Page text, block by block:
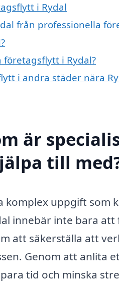
i Rydal
från professionella
i Rydal?
i andra städer nära
är
till
uppgift som
innebär inte bara
att säkerställa att
Genom att anlita
tid och minska